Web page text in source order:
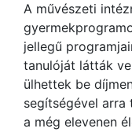
A művészeti
jellegű
tanulóját látták
ülhettek be
segítségével
a még elevenen